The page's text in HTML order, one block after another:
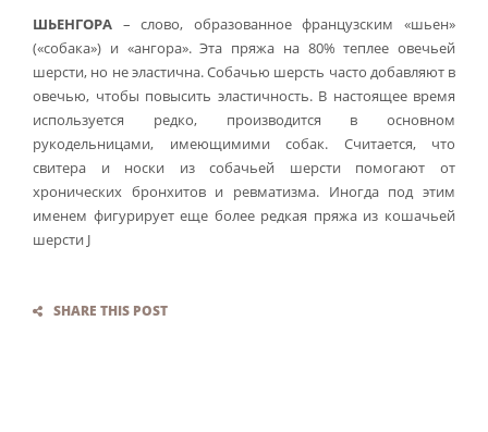
ШЬЕНГОРА – слово, образованное французским «шьен»
(«собака») и «ангора». Эта пряжа на 80% теплее овечьей
шерсти, но не эластична. Собачью шерсть часто добавляют в
овечью, чтобы повысить эластичность. В настоящее время
используется редко, производится в основном
рукодельницами, имеющимими собак. Считается, что
свитера и носки из собачьей шерсти помогают от
хронических бронхитов и ревматизма. Иногда под этим
именем фигурирует еще более редкая пряжа из кошачьей
шерсти J
SHARE THIS POST